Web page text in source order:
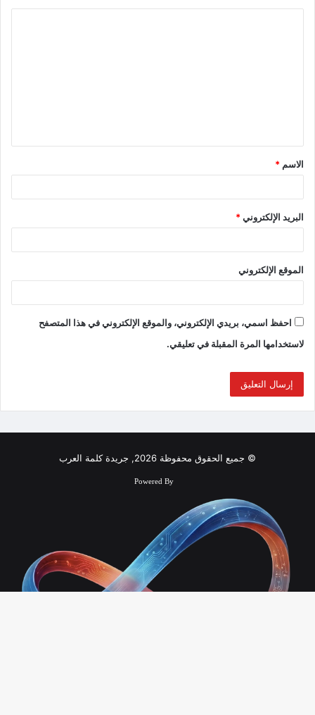
الاسم *
البريد الإلكتروني*
الموقع الإلكتروني
احفظ اسمي، بريدي الإلكتروني، والموقع الإلكتروني في هذا المتصفح
لاستخدامها المرة المقبلة في تعليقي.
© جميع الحقوق محفوظة 2026, جريدة كلمة العرب